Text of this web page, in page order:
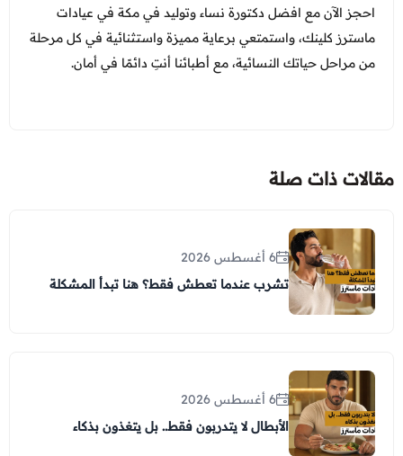
احجز الآن مع افضل دكتورة نساء وتوليد في مكة في عيادات
ماسترز كلينك، واستمتعي برعاية مميزة واستثنائية في كل مرحلة
من مراحل حياتك النسائية، مع أطبائنا أنتِ دائمًا في أمان.
مقالات ذات صلة
6 أغسطس 2026
تشرب عندما تعطش فقط؟ هنا تبدأ المشكلة
6 أغسطس 2026
الأبطال لا يتدربون فقط.. بل يتغذون بذكاء